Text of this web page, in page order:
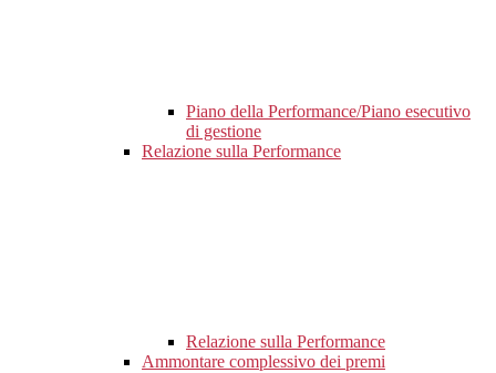
Piano della Performance/Piano esecutivo
di gestione
Relazione sulla Performance
Relazione sulla Performance
Ammontare complessivo dei premi